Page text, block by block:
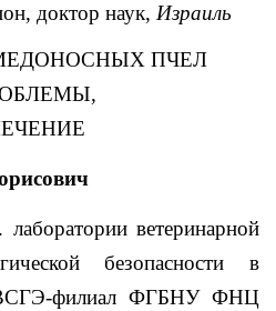
доктор наук, Израиль
ПЧЕЛ
ветеринарной
безопасности в
филиал ФГБНУ ФНЦ